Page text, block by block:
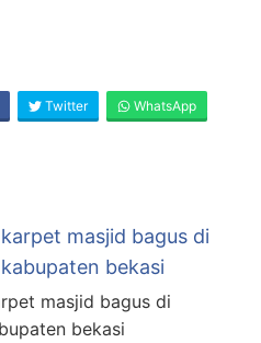
Twitter WhatsApp
masjid bagus di
bekasi
masjid bagus di
bekasi